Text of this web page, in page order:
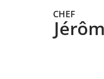
CHEF